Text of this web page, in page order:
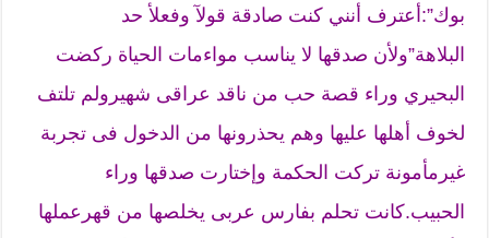
بوك”:أعترف أنني كنت صادقة قولآ وفعلأ حد
البلاهة”ولأن صدقها لا يناسب مواءمات الحياة ركضت
البحيري وراء قصة حب من ناقد عراقى شهيرولم تلتف
لخوف أهلها عليها وهم يحذرونها من الدخول فى تجربة
غيرمأمونة تركت الحكمة وإختارت صدقها وراء
الحبيب.كانت تحلم بفارس عربى يخلصها من قهرعملها